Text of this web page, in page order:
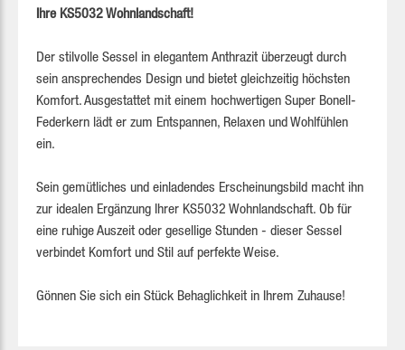
Ihre KS5032 Wohnlandschaft!
Der stilvolle Sessel in elegantem Anthrazit überzeugt durch
sein ansprechendes Design und bietet gleichzeitig höchsten
Komfort. Ausgestattet mit einem hochwertigen Super Bonell-
Federkern lädt er zum Entspannen, Relaxen und Wohlfühlen
ein.
Sein gemütliches und einladendes Erscheinungsbild macht ihn
zur idealen Ergänzung Ihrer KS5032 Wohnlandschaft. Ob für
eine ruhige Auszeit oder gesellige Stunden - dieser Sessel
verbindet Komfort und Stil auf perfekte Weise.
Gönnen Sie sich ein Stück Behaglichkeit in Ihrem Zuhause!